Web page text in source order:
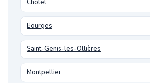
Cholet
Bourges
Saint-Genis-les-Ollières
Montpellier